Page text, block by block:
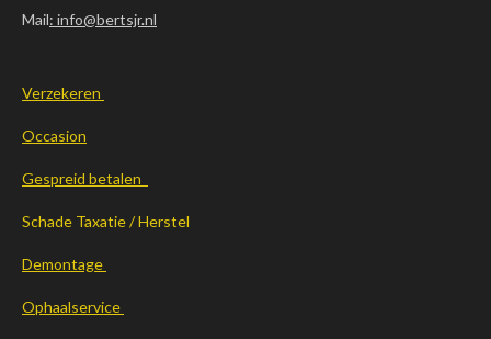
Mail: info@bertsjr.nl
Verzekeren
Occasion
Gespreid betalen
Schade Taxatie / Herstel
Demontage
Ophaalservice